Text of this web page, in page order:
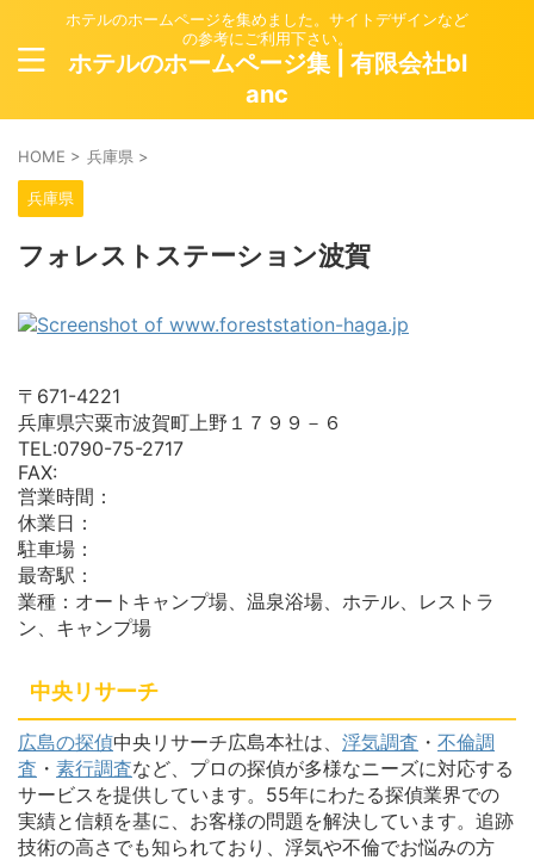
ホテルのホームページを集めました。サイトデザインなど
の参考にご利用下さい。
ホテルのホームページ集 | 有限会社bl
anc
HOME > 兵庫県 >
兵庫県
フォレストステーション波賀
〒671-4221
兵庫県宍粟市波賀町上野１７９９－６
TEL:0790-75-2717
FAX:
営業時間：
休業日：
駐車場：
最寄駅：
業種：オートキャンプ場、温泉浴場、ホテル、レストラ
ン、キャンプ場
中央リサーチ
広島の探偵中央リサーチ広島本社は、 浮気調査 ・ 不倫調
査 ・ 素行調査など、プロの探偵が多様なニーズに対応する
サービスを提供しています。55年にわたる探偵業界での
実績と信頼を基に、お客様の問題を解決しています。追跡
技術の高さでも知られており、浮気や不倫でお悩みの方